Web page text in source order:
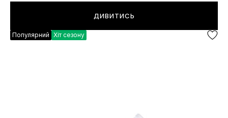
ДИВИТИСЬ
Популярний Хіт сезону